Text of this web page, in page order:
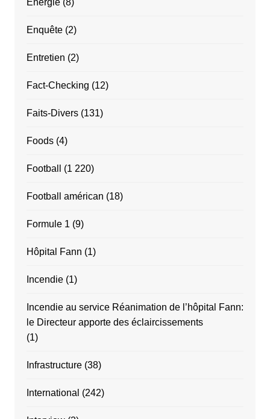
Énergie(8)
Enquête(2)
Entretien (2)
Fact-Checking (12)
Faits-Divers(131)
Foods(4)
Football (1 220)
Football américan (18)
Formule 1 (9)
Hôpital Fann (1)
Incendie(1)
Incendie au service Réanimation de l’hôpital Fann:
le Directeur apporte des éclaircissements
(1)
Infrastructure(38)
International (242)